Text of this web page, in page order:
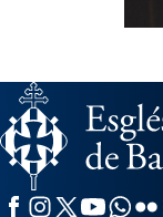
Facebook
Instagram
X / Twitter
YouTube